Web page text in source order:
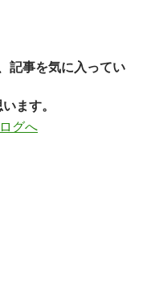
記事を気に入ってい
ます。